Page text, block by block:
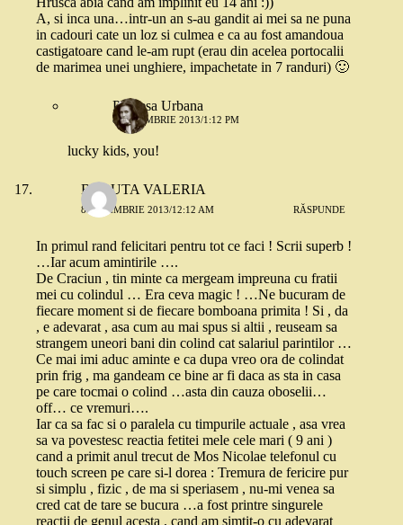
A, si inca una…intr-un an s-au gandit ai mei sa ne puna
in cadouri cate un loz si culmea e ca au fost amandoua
castigatoare cand le-am rupt (erau din acelea portocalii
de marimea unei unghiere, impachetate in 7 randuri) 🙂
Printesa Urbana
8 NOIEMBRIE 2013/1:12 PM
lucky kids, you!
BALUTA VALERIA
8 NOIEMBRIE 2013/12:12 AM RĂSPUNDE
In primul rand felicitari pentru tot ce faci ! Scrii superb !
…Iar acum amintirile ….
De Craciun , tin minte ca mergeam impreuna cu fratii
mei cu colindul … Era ceva magic ! …Ne bucuram de
fiecare moment si de fiecare bomboana primita ! Si , da
, e adevarat , asa cum au mai spus si altii , reuseam sa
strangem uneori bani din colind cat salariul parintilor …
Ce mai imi aduc aminte e ca dupa vreo ora de colindat
prin frig , ma gandeam ce bine ar fi daca as sta in casa
pe care tocmai o colind …asta din cauza oboselii…
off… ce vremuri….
Iar ca sa fac si o paralela cu timpurile actuale , asa vrea
sa va povestesc reactia fetitei mele cele mari ( 9 ani )
cand a primit anul trecut de Mos Nicolae telefonul cu
touch screen pe care si-l dorea : Tremura de fericire pur
si simplu , fizic , de ma si speriasem , nu-mi venea sa
cred cat de tare se bucura …a fost printre singurele
reactii de genul acesta , cand am simtit-o cu adevarat